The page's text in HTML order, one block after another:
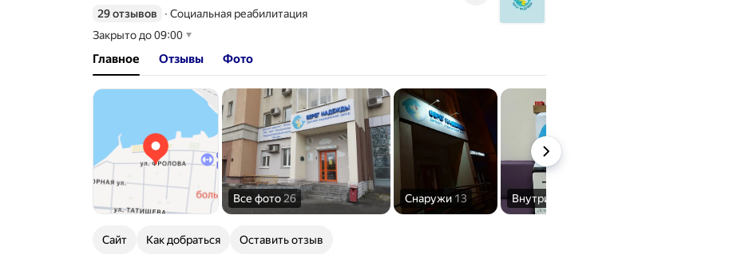
29 отзывов ∙ Социальная реабилитация
Закрыто до 09:00
Главное Отзывы Фото
Все фото 26 Снаружи 13 Внутри
Сайт Как добраться Оставить отзыв